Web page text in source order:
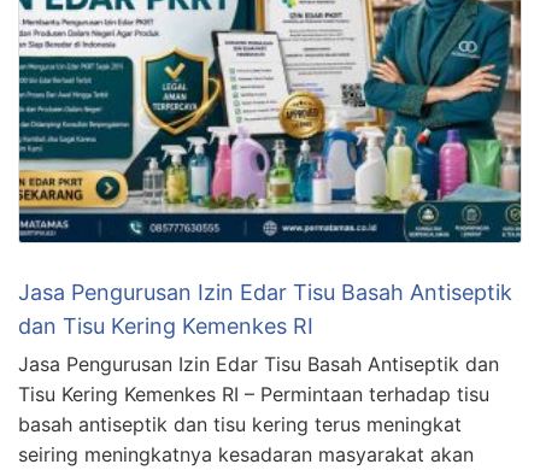
Jasa Pengurusan Izin Edar Tisu Basah Antiseptik
dan Tisu Kering Kemenkes RI
Jasa Pengurusan Izin Edar Tisu Basah Antiseptik dan
Tisu Kering Kemenkes RI – Permintaan terhadap tisu
basah antiseptik dan tisu kering terus meningkat
seiring meningkatnya kesadaran masyarakat akan